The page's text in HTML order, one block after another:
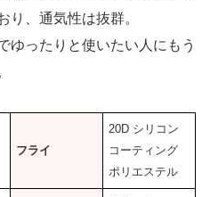
り、通気性は抜群。
ゆったりと使いたい人にもう
フライ
20D シリコン
コーティング
ポリエステル